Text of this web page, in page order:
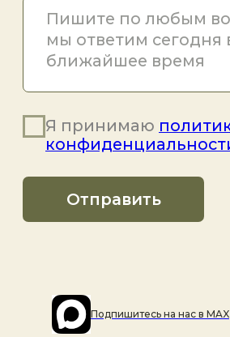
Подпишитесь на наc в MAX